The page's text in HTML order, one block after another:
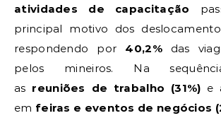
atividades de capacitação
principal motivo dos
respondendo por 40,2%das
pelos mineiros. Na
as reuniões de trabalho (31%) e
em feiras e eventos de negócios